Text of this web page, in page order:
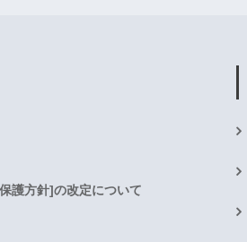
護方針]の改定について